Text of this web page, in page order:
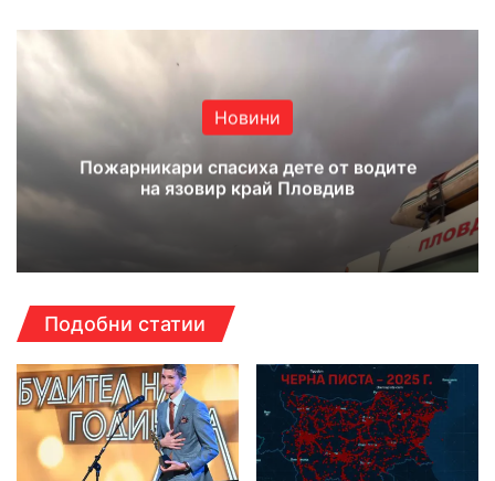
Новини
Пожарникари спасиха дете от водите
на язовир край Пловдив
Подобни статии